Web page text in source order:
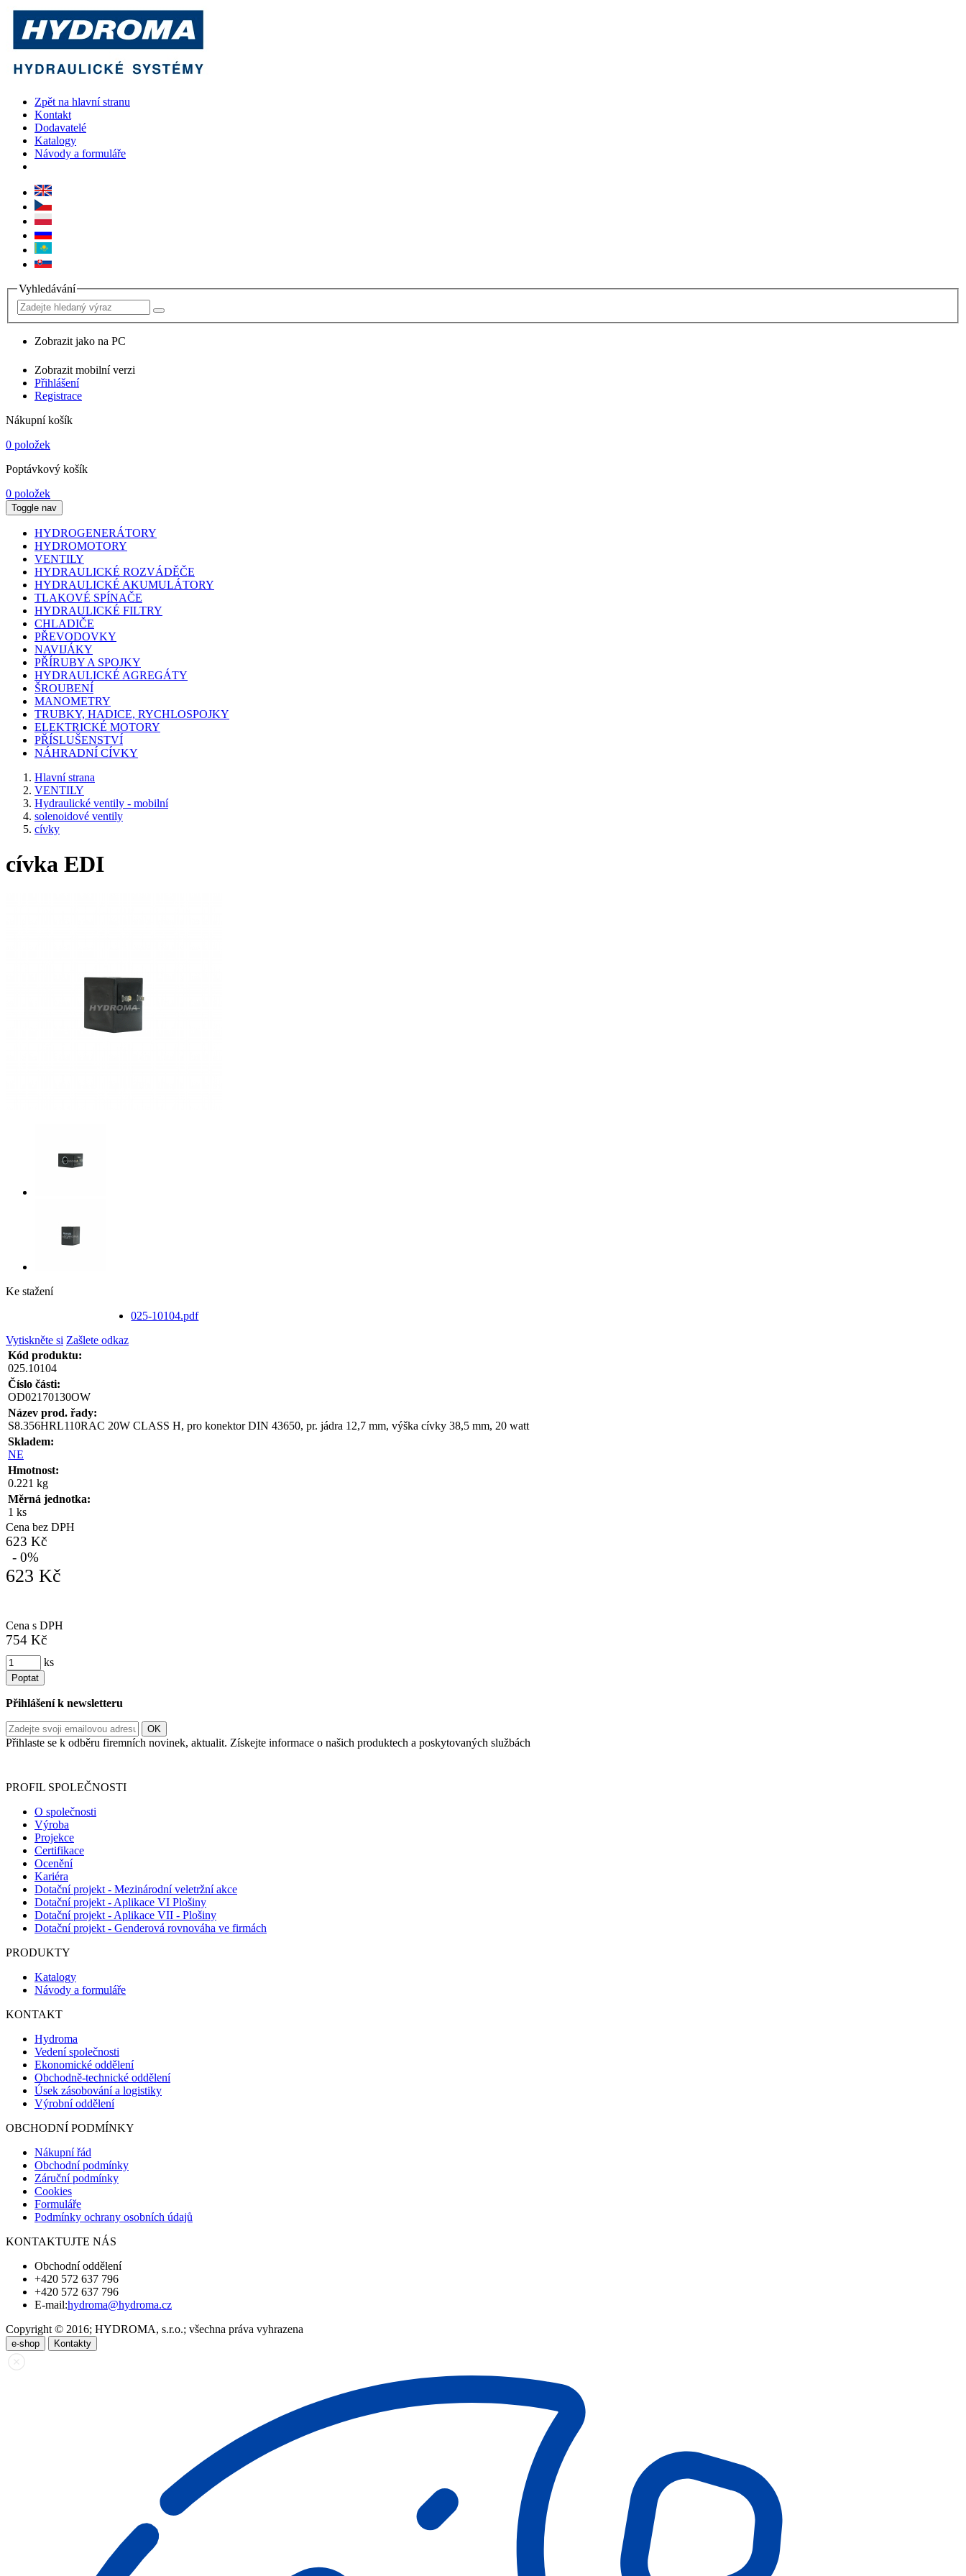
Zpět na hlavní stranu
Kontakt
Dodavatelé
Katalogy
Návody a formuláře
Vyhledávání
Zobrazit jako na PC
Zobrazit mobilní verzi
Přihlášení
Registrace
Nákupní košík
0 položek
Poptávkový košík
0 položek
Toggle nav
HYDROGENERÁTORY
HYDROMOTORY
VENTILY
HYDRAULICKÉ ROZVÁDĚČE
HYDRAULICKÉ AKUMULÁTORY
TLAKOVÉ SPÍNAČE
HYDRAULICKÉ FILTRY
CHLADIČE
PŘEVODOVKY
NAVIJÁKY
PŘÍRUBY A SPOJKY
HYDRAULICKÉ AGREGÁTY
ŠROUBENÍ
MANOMETRY
TRUBKY, HADICE, RYCHLOSPOJKY
ELEKTRICKÉ MOTORY
PŘÍSLUŠENSTVÍ
NÁHRADNÍ CÍVKY
Hlavní strana
VENTILY
Hydraulické ventily - mobilní
solenoidové ventily
cívky
cívka EDI
Ke stažení
025-10104.pdf
Vytiskněte si Zašlete odkaz
Kód produktu:
025.10104
Číslo části:
OD02170130OW
Název prod. řady:
S8.356HRL110RAC 20W CLASS H, pro konektor DIN 43650, pr. jádra 12,7 mm, výška cívky 38,5 mm, 20 watt
Skladem:
NE
Hmotnost:
0.221 kg
Měrná jednotka:
1 ks
Cena bez DPH
623 Kč
- 0%
623 Kč
Cena s DPH
754 Kč
ks
Poptat
Přihlášení k newsletteru
Přihlaste se k odběru firemních novinek, aktualit. Získejte informace o našich produktech a poskytovaných službách
PROFIL SPOLEČNOSTI
O společnosti
Výroba
Projekce
Certifikace
Ocenění
Kariéra
Dotační projekt - Mezinárodní veletržní akce
Dotační projekt - Aplikace VI Plošiny
Dotační projekt - Aplikace VII - Plošiny
Dotační projekt - Genderová rovnováha ve firmách
PRODUKTY
Katalogy
Návody a formuláře
KONTAKT
Hydroma
Vedení společnosti
Ekonomické oddělení
Obchodně-technické oddělení
Úsek zásobování a logistiky
Výrobní oddělení
OBCHODNÍ PODMÍNKY
Nákupní řád
Obchodní podmínky
Záruční podmínky
Cookies
Formuláře
Podmínky ochrany osobních údajů
KONTAKTUJTE NÁS
Obchodní oddělení
+420 572 637 796
+420 572 637 796
E-mail:hydroma@hydroma.cz
Copyright © 2016; HYDROMA, s.r.o.; všechna práva vyhrazena
e-shop Kontakty